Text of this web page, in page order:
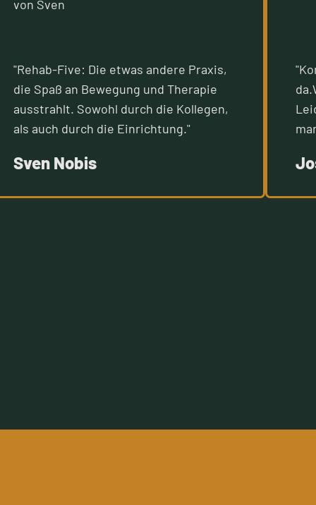
"Rehab-Five: Die etwas andere Praxis,
die Spaß an Bewegung und Therapie
ausstrahlt. Sowohl durch die Kollegen,
als auch durch die Einrichtung."
Sven Nobis